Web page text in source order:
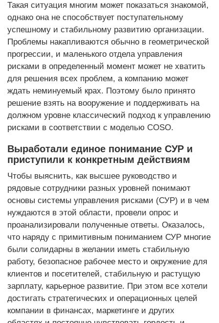
Такая ситуация многим может показаться знакомой,
однако она не способствует поступательному
успешному и стабильному развитию организации.
Проблемы накапливаются обычно в геометрической
прогрессии, и маленького отдела управления
рисками в определенный момент может не хватить
для решения всех проблем, а компанию может
ждать неминуемый крах. Поэтому было принято
решение взять на вооружение и поддерживать на
должном уровне классический подход к управлению
рисками в соответствии с моделью CОSО.
Выработали единое понимание СУР и
приступили к конкретным действиям
Чтобы выяснить, как высшее руководство и
рядовые сотрудники разных уровней понимают
основы системы управления рисками (СУР) и в чем
нуждаются в этой области, провели опрос и
проанализировали полученные ответы. Оказалось,
что наряду с примитивным пониманием СУР многие
были солидарны в желании иметь стабильную
работу, безопасное рабочее место и окружение для
клиентов и посетителей, стабильную и растущую
зарплату, карьерное развитие. При этом все хотели
достигать стратегических и операционных целей
компании в финансах, маркетинге и других